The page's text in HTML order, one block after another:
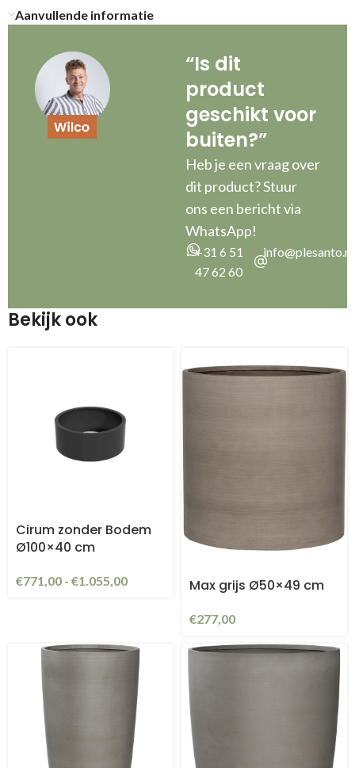
Aanvullende informatie
“Is dit
product
geschikt voor
buiten?”
Heb je een vraag over
dit product? Stuur
ons een bericht via
WhatsApp!
+31 6 51
47 62 60
info@plesanto.nl
Bekijk ook
Cirum zonder Bodem
Ø100×40 cm
€771,00 - €1.055,00 Max grijs Ø50×49 cm
€277,00